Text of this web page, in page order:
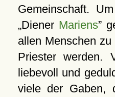
Gemeinschaft.
Diener Mariens
allen Menschen
Priester werden.
liebevoll und
viele der Gaben,